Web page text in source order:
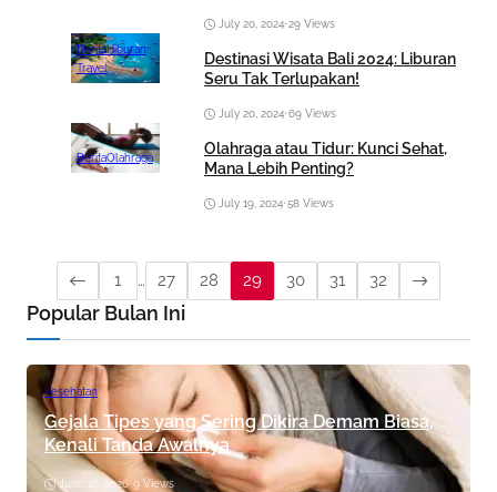
July 20, 2024•29 Views
BeritaHiburan
Travel
Destinasi Wisata Bali 2024: Liburan
Seru Tak Terlupakan!
July 20, 2024•69 Views
BeritaOlahraga
Olahraga atau Tidur: Kunci Sehat,
Mana Lebih Penting?
July 19, 2024•58 Views
1 … 27 28 29 30 31 32
Popular Bulan Ini
Kesehatan
Gejala Tipes yang Sering Dikira Demam Biasa,
Kenali Tanda Awalnya
June 16, 2026•9 Views